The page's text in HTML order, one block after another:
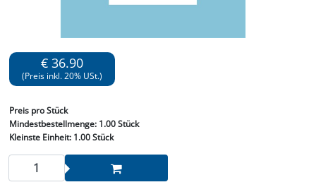
€ 36.90
(Preis inkl. 20% USt.)
Preis pro Stück
Mindestbestellmenge: 1.00 Stück
Kleinste Einheit:1.00 Stück